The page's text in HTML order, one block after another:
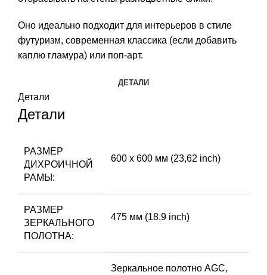
Оно идеально подходит для интерьеров в стиле
футуризм, современная классика (если добавить
каплю гламура) или поп-арт.
ДЕТАЛИ
Детали
Детали
РАЗМЕР
ДИХРОИЧНОЙ
РАМЫ:
600 х 600 мм (23,62 inch)
РАЗМЕР
ЗЕРКАЛЬНОГО
ПОЛОТНА:
475 мм (18,9 inch)
Зеркальное полотно AGC,